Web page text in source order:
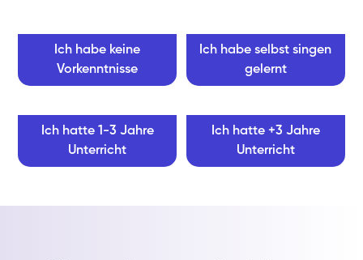
Ich habe keine
Vorkenntnisse
Ich habe selbst singen
gelernt
Ich hatte 1-3 Jahre
Unterricht
Ich hatte +3 Jahre
Unterricht